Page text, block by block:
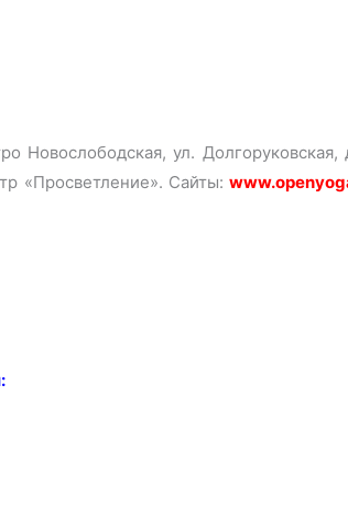
Новослободская, ул. Долгоруковская,
«Просветление». Сайты: